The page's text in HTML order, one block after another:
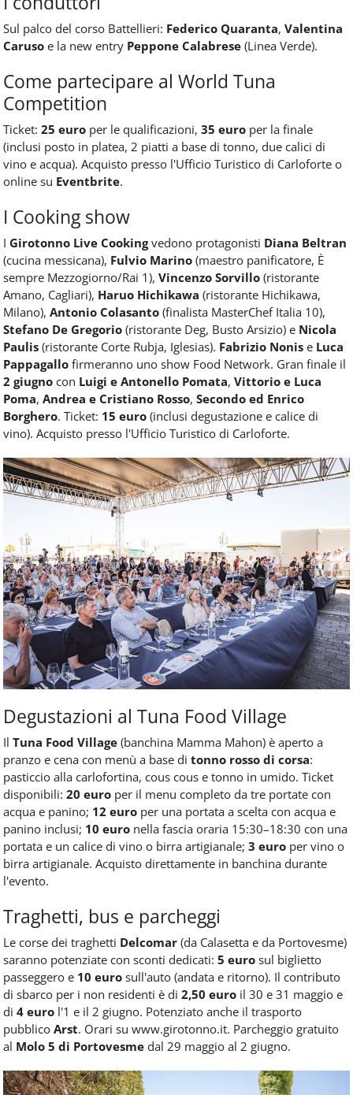
Sul palco del corso Battellieri: Federico Quaranta, Valentina
Caruso e la new entry Peppone Calabrese (Linea Verde).
Come partecipare al World Tuna
Competition
Ticket: 25 euro per le qualificazioni, 35 euro per la finale
(inclusi posto in platea, 2 piatti a base di tonno, due calici di
vino e acqua). Acquisto presso l'Ufficio Turistico di Carloforte o
online su Eventbrite.
I Cooking show
I Girotonno Live Cookingvedono protagonisti Diana Beltran
(cucina messicana), Fulvio Marino (maestro panificatore, È
sempre Mezzogiorno/Rai 1), Vincenzo Sorvillo (ristorante
Amano, Cagliari), Haruo Hichikawa (ristorante Hichikawa,
Milano), Antonio Colasanto (finalista MasterChef Italia 10),
Stefano De Gregorio (ristorante Deg, Busto Arsizio) e Nicola
Paulis (ristorante Corte Rubja, Iglesias). Fabrizio Nonis e Luca
Pappagallo firmeranno uno show Food Network. Gran finale il
2 giugno con Luigi e Antonello Pomata, Vittorio e Luca
Poma, Andrea e Cristiano Rosso, Secondo ed Enrico
Borghero. Ticket: 15 euro (inclusi degustazione e calice di
vino). Acquisto presso l'Ufficio Turistico di Carloforte.
Degustazioni al Tuna Food Village
Il Tuna Food Village (banchina Mamma Mahon) è aperto a
pranzo e cena con menù a base di tonno rosso di corsa:
pasticcio alla carlofortina, cous cous e tonno in umido. Ticket
disponibili: 20 euro per il menu completo da tre portate con
acqua e panino; 12 euro per una portata a scelta con acqua e
panino inclusi; 10 euro nella fascia oraria 15:30–18:30 con una
portata e un calice di vino o birra artigianale; 3 euro per vino o
birra artigianale. Acquisto direttamente in banchina durante
l'evento.
Traghetti, bus e parcheggi
Le corse dei traghetti Delcomar (da Calasetta e da Portovesme)
saranno potenziate con sconti dedicati: 5 euro sul biglietto
passeggero e 10 euro sull'auto (andata e ritorno). Il contributo
di sbarco per i non residenti è di 2,50 euro il 30 e 31 maggio e
di 4 euro l'1 e il 2 giugno. Potenziato anche il trasporto
pubblico Arst. Orari su www.girotonno.it. Parcheggio gratuito
al Molo 5 di Portovesme dal 29 maggio al 2 giugno.